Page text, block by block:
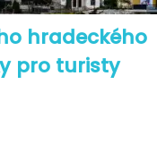
hradeckého
pro turisty